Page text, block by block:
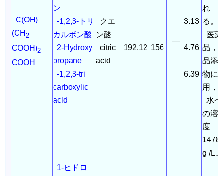
C(OH)
(CH 2
COOH)2
COOH
ン
-1,2,3-トリ
カルボン酸
2-Hydroxy
propane
-1,2,3-tri
carboxylic
acid
クエ
ン酸
citric
acid
192.12 156
―
3.13
4.76
6.39
れ
る
医
品
品
物
用
水
の
度
g /L
1-ヒドロ